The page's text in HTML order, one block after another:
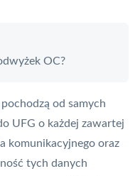
OC?
od samych
UFG o każdej zawartej
komunikacyjnego oraz
tych danych